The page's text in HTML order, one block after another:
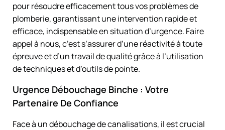
pour résoudre efficacement tous vos problèmes de
plomberie, garantissant une intervention rapide et
efficace, indispensable en situation d’urgence. Faire
appel à nous, c’est s’assurer d’une réactivité à toute
épreuve et d’un travail de qualité grâce à l’utilisation
de techniques et d’outils de pointe.
Urgence Débouchage Binche : Votre
Partenaire De Confiance
Face à un débouchage de canalisations, il est crucial